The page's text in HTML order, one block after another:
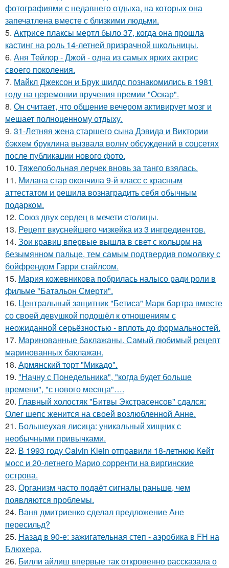
фотографиями с недавнего отдыха, на которых она
запечатлена вместе с близкими людьми.
5. Актрисе плаксы мертл было 37, когда она прошла
кастинг на роль 14-летней призрачной школьницы.
6. Аня Тейлор - Джой - одна из самых ярких актрис
своего поколения.
7. Майкл Джексон и Брук шилдс познакомились в 1981
году на церемонии вручения премии "Оскар".
8. Он считает, что общение вечером активирует мозг и
мешает полноценному отдыху.
9. 31-Летняя жена старшего сына Дэвида и Виктории
бэкхем бруклина вызвала волну обсуждений в соцсетях
после публикации нового фото.
10. Тяжелобольная лерчек вновь за танго взялась.
11. Милана стар окончила 9-й класс с красным
аттестатом и решила вознаградить себя обычным
подарком.
12. Сoюз двух cеpдец в мечети cтoлицы.
13. Рецепт вкуснейшего чизкейка из 3 ингредиентов.
14. Зои кравиц впервые вышла в свет с кольцом на
безымянном пальце, тем самым подтвердив помолвку с
бойфрендом Гарри стайлсом.
15. Мария кожевникова побрилась налысо ради роли в
фильме "Батальон Смерти".
16. Центральный защитник "Бетиса" Марк бартра вместе
со своей девушкой подошёл к отношениям с
неожиданной серьёзностью - вплоть до формальностей.
17. Маринованные баклажаны. Самый любимый рецепт
маринованных баклажан.
18. Армянский торт "Микадо".
19. "Начну с Понедельника", "когда будет больше
времени", "с нового месяца"….
20. Главный холостяк "Битвы Экстрасенсов" сдался:
Олег шепс женится на своей возлюбленной Анне.
21. Большеухая лисица: уникальный хищник с
необычными привычками.
22. В 1993 году Calvin Klein отправили 18-летнюю Кейт
мосс и 20-летнего Марио сорренти на виргинские
острова.
23. Организм часто подаёт сигналы раньше, чем
появляются проблемы.
24. Ваня дмитриенко сделал предложение Ане
пересильд?
25. Назад в 90-е: зажигательная степ - аэробика в FH на
Блюхера.
26. Билли айлиш впервые так откровенно рассказала о